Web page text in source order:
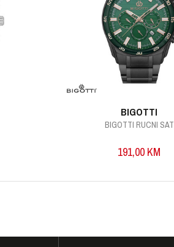
BIGOTTI
BIGOTTI RUCNI SAT
191,00 KM